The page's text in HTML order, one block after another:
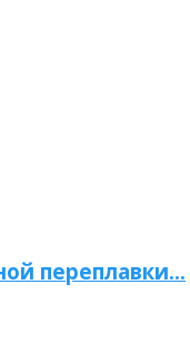
переплавки…